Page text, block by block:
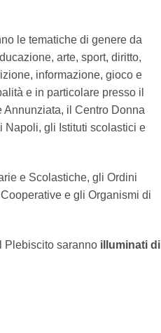
le tematiche di genere da
arte, sport, diritto,
informazione, gioco e
e in particolare presso il
Annunziata, il Centro Donna
Napoli, gli Istituti scolastici e
e Scolastiche, gli Ordini
e gli Organismi di
Plebiscito saranno illuminati di